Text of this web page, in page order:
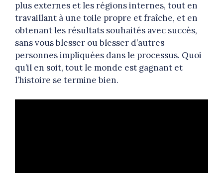
plus externes et les régions internes, tout en
travaillant à une toile propre et fraîche, et en
obtenant les résultats souhaités avec succès,
sans vous blesser ou blesser d’autres
personnes impliquées dans le processus. Quoi
qu’il en soit, tout le monde est gagnant et
l’histoire se termine bien.